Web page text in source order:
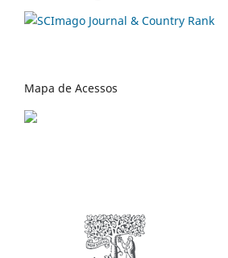
Mapa de Acessos